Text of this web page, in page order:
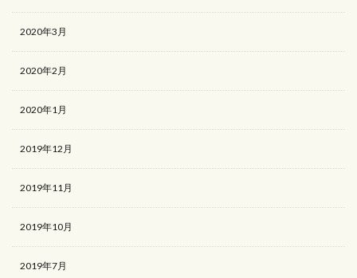
2020年3月
2020年2月
2020年1月
2019年12月
2019年11月
2019年10月
2019年7月